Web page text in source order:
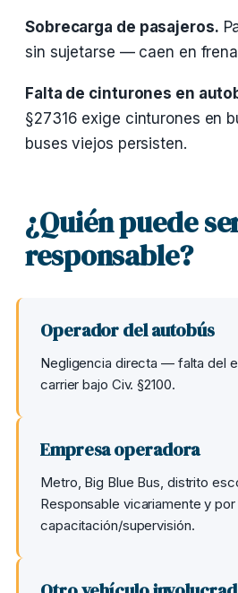
Sobrecarga de pasajeros.
sin sujetarse — caen en
Falta de cinturones en
§27316 exige cinturones en
buses viejos persisten.
¿Quién puede
responsable?
Operador del autobús
Negligencia directa — falta del
carrier bajo Civ. §2100.
Empresa operadora
Metro, Big Blue Bus, distrito
Responsable vicariamente y por
capacitación/supervisión.